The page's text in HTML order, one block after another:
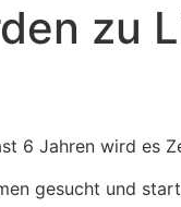
zu
6 Jahren wird es
gesucht und